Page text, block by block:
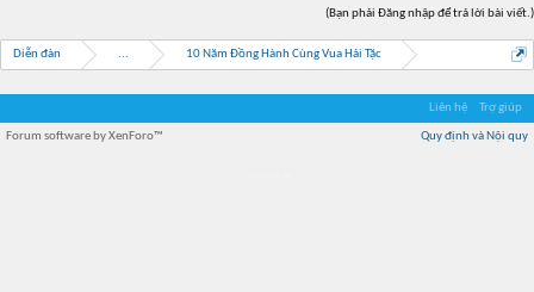
(Bạn phải Đăng nhập để trả lời bài viết.)
Diễn đàn ... 10 Năm Đồng Hành Cùng Vua Hải Tặc
Liên hệ Trợ giúp
Quy định và Nội quy
Forum software by XenForo™